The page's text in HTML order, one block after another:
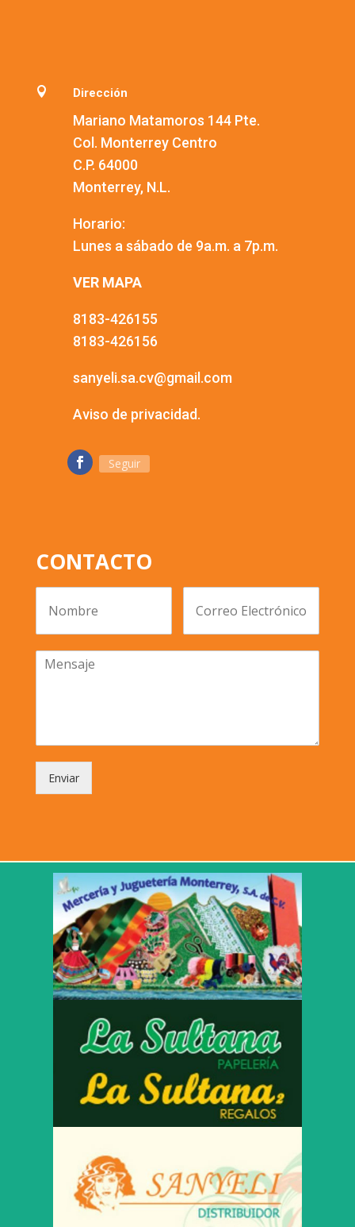
 Dirección
Mariano Matamoros 144 Pte.
Col. Monterrey Centro
C.P. 64000
Monterrey, N.L.
Horario:
Lunes a sábado de 9a.m. a 7p.m.
VER MAPA
8183-426155
8183-426156
sanyeli.sa.cv@gmail.com
Aviso de privacidad.
Seguir
CONTACTO
Enviar